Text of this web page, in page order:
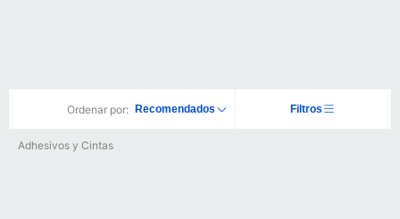
Ordenar por: Recomendados Filtros
Adhesivos y Cintas